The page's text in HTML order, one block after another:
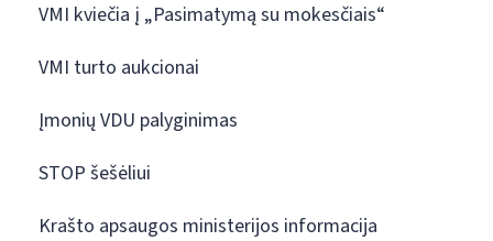
VMI kviečia į „Pasimatymą su mokesčiais“
VMI turto aukcionai
Įmonių VDU palyginimas
STOP šešėliui
Krašto apsaugos ministerijos informacija